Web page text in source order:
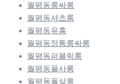
월평동룸싸롱
월평동셔츠룸
월평동유흥
월평동정통룸싸롱
월평동퍼블릭룸
월평동풀사롱
월평동풀살롱